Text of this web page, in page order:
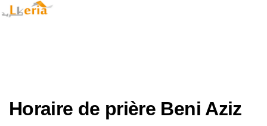
Horaire de prière Beni Aziz